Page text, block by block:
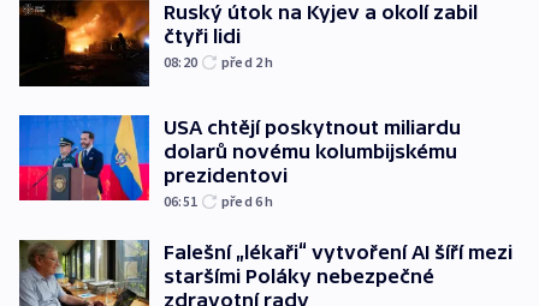
Ruský útok na Kyjev a okolí zabil
čtyři lidi
08:20 před 2h
USA chtějí poskytnout miliardu
dolarů novému kolumbijskému
prezidentovi
06:51 před 6h
Falešní „lékaři“ vytvoření AI šíří mezi
staršími Poláky nebezpečné
zdravotní rady